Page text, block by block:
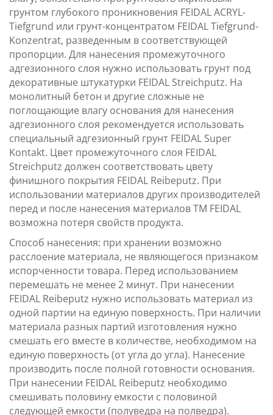
грунтом глубокого проникновения FEIDAL ACRYL-
Tiefgrund или грунт-концентратом FEIDAL Tiefgrund-
Konzentrat, разведенным в соответствующей
пропорции. Для нанесения промежуточного
адгезионного слоя нужно использовать грунт под
декоративные штукатурки FEIDAL Streichputz. На
монолитный бетон и другие сложные не
поглощающие влагу основания для нанесения
адгезионного слоя рекомендуется использовать
специальный адгезионный грунт FEIDAL Super
Kontakt. Цвет промежуточного слоя FEIDAL
Streichputz должен соответствовать цвету
финишного покрытия FEIDAL Reibeputz. При
использовании материалов других производителей
перед и после нанесения материалов ТМ FEIDAL
возможна потеря свойств продукта.
Способ нанесения: при хранении возможно
расслоение материала, не являющегося признаком
испорченности товара. Перед использованием
перемешать не менее 2 минут. При нанесении
FEIDAL Reibeputz нужно использовать материал из
одной партии на единую поверхность. При наличии
материала разных партий изготовления нужно
смешать его вместе в количестве, необходимом на
единую поверхность (от угла до угла). Нанесение
производить после полной готовности основания.
При нанесении FEIDAL Reibeputz необходимо
смешивать половину емкости с половиной
следующей емкости (полуведра на полведра).